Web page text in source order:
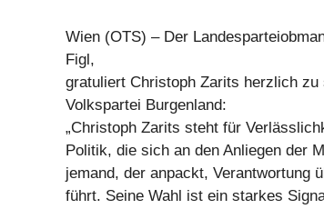
Wien (OTS) – Der
Figl,
gratuliert Christoph Zarits herzlich
Volkspartei Burgenland:
„Christoph Zarits steht für
Politik, die sich an den Anliegen der
jemand, der anpackt, Verantwortung
führt. Seine Wahl ist ein starkes